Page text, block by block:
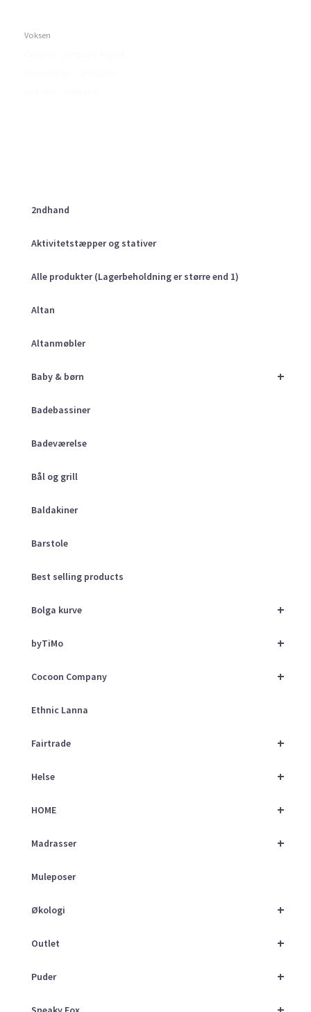
2ndhand
Aktivitetstæpper og stativer
Alle produkter (Lagerbeholdning er større end 1)
Altan
Altanmøbler
+
Baby & børn
Badebassiner
Badeværelse
Bål og grill
Baldakiner
Barstole
Best selling products
+
Bolga kurve
+
byTiMo
+
Cocoon Company
Ethnic Lanna
+
Fairtrade
+
Helse
+
HOME
+
Madrasser
Muleposer
+
Økologi
+
Outlet
+
Puder
Voksen